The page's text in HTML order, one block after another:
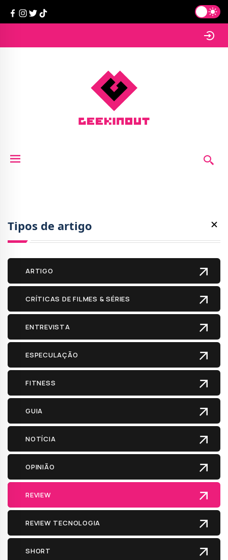
Tipos de artigo
ARTIGO
CRÍTICAS DE FILMES & SÉRIES
ENTREVISTA
ESPECULAÇÃO
FITNESS
GUIA
NOTÍCIA
OPINIÃO
REVIEW
REVIEW TECNOLOGIA
SHORT